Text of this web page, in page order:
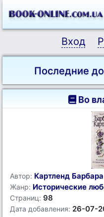
Вход
Последние
Во
Автор: Картленд Барбара
Жанр: Исторические
Страниц: 98
Дата добавления: 26-07-